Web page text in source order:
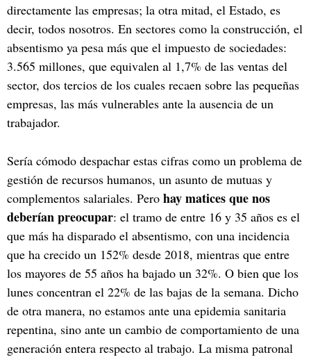
directamente las empresas; la otra mitad, el Estado, es
decir, todos nosotros. En sectores como la construcción, el
absentismo ya pesa más que el impuesto de sociedades:
3.565 millones, que equivalen al 1,7% de las ventas del
sector, dos tercios de los cuales recaen sobre las pequeñas
empresas, las más vulnerables ante la ausencia de un
trabajador.
Sería cómodo despachar estas cifras como un problema de
gestión de recursos humanos, un asunto de mutuas y
complementos salariales. Pero hay matices que nos
deberían preocupar: el tramo de entre 16 y 35 años es el
que más ha disparado el absentismo, con una incidencia
que ha crecido un 152% desde 2018, mientras que entre
los mayores de 55 años ha bajado un 32%. O bien que los
lunes concentran el 22% de las bajas de la semana. Dicho
de otra manera, no estamos ante una epidemia sanitaria
repentina, sino ante un cambio de comportamiento de una
generación entera respecto al trabajo. La misma patronal